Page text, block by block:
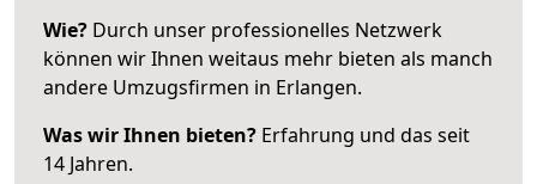
Wie? Durch unser professionelles Netzwerk
können wir Ihnen weitaus mehr bieten als manch
andere Umzugsfirmen in Erlangen.
Was wir Ihnen bieten? Erfahrung und das seit
14 Jahren.